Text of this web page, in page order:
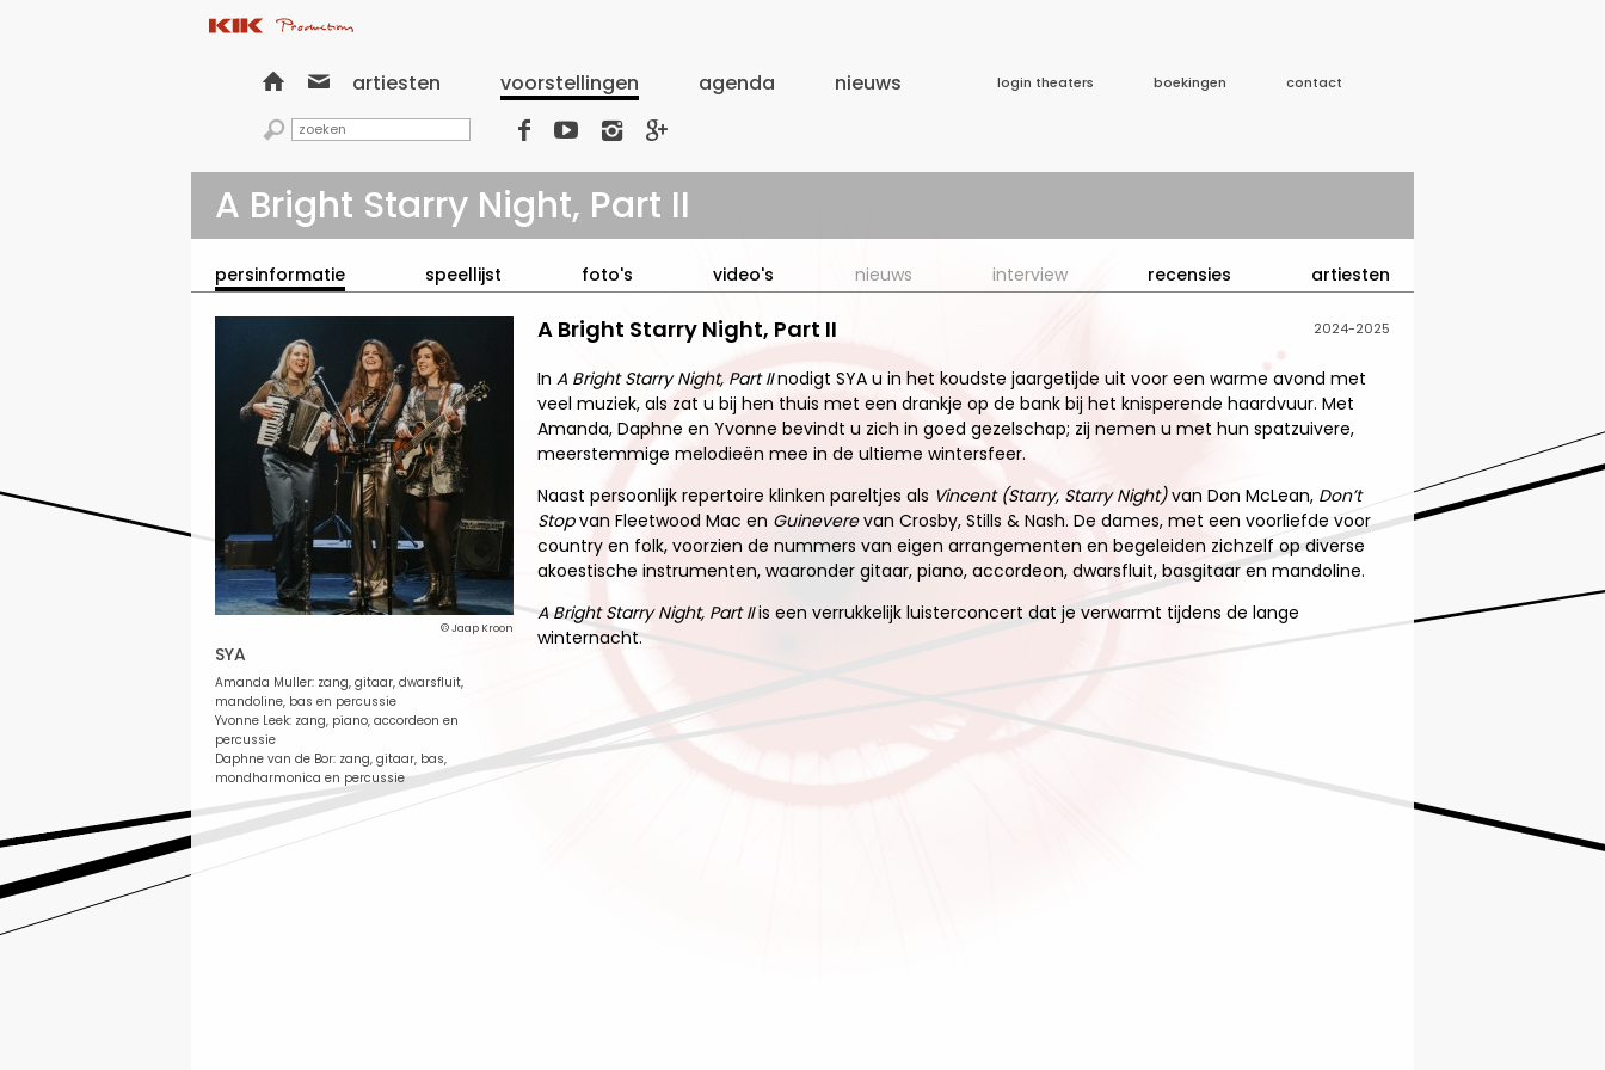
  artiesten voorstellingen agenda nieuws login theaters boekingen contact
    
A Bright Starry Night, Part II
persinformatie speellijst foto's video's nieuws interview recensies artiesten
© Jaap Kroon
SYA
Amanda Muller: zang, gitaar, dwarsfluit,
mandoline, bas en percussie
Yvonne Leek: zang, piano, accordeon en
percussie
Daphne van de Bor: zang, gitaar, bas,
mondharmonica en percussie
2024-2025
A Bright Starry Night, Part II
In A Bright Starry Night, Part IInodigt SYA u in het koudste jaargetijde uit voor een warme avond met
veel muziek, als zat u bij hen thuis met een drankje op de bank bij het knisperende haardvuur. Met
Amanda, Daphne en Yvonne bevindt u zich in goed gezelschap; zij nemen u met hun spatzuivere,
meerstemmige melodieën mee in de ultieme wintersfeer.
Naast persoonlijk repertoire klinken pareltjes als Vincent (Starry, Starry Night)van Don McLean, Don’t
Stopvan Fleetwood Mac en Guineverevan Crosby, Stills & Nash. De dames, met een voorliefde voor
country en folk, voorzien de nummers van eigen arrangementen en begeleiden zichzelf op diverse
akoestische instrumenten, waaronder gitaar, piano, accordeon, dwarsfluit, basgitaar en mandoline.
A Bright Starry Night, Part IIis een verrukkelijk luisterconcert dat je verwarmt tijdens de lange
winternacht.